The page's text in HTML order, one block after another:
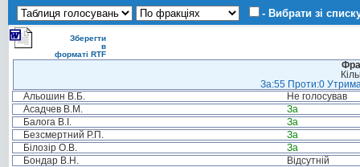
- Вибрати зі
Зберегти
в
форматі RTF
За:55 Проти:0
Альошин В.Б.
Не голосував
Асадчев В.М.
За
Балога В.І.
За
Безсмертний Р.П.
За
Білозір О.В.
За
Бондар В.Н.
Відсутній